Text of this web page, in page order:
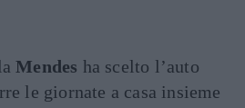
Mendes ha scelto l’auto
le giornate a casa insieme